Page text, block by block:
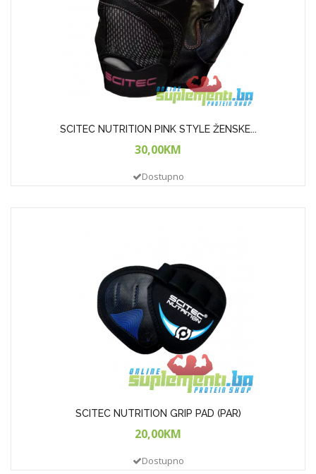
SCITEC NUTRITION PINK STYLE ŽENSKE...
30,00KM
Dostupno
SCITEC NUTRITION GRIP PAD (PAR)
20,00KM
Dostupno